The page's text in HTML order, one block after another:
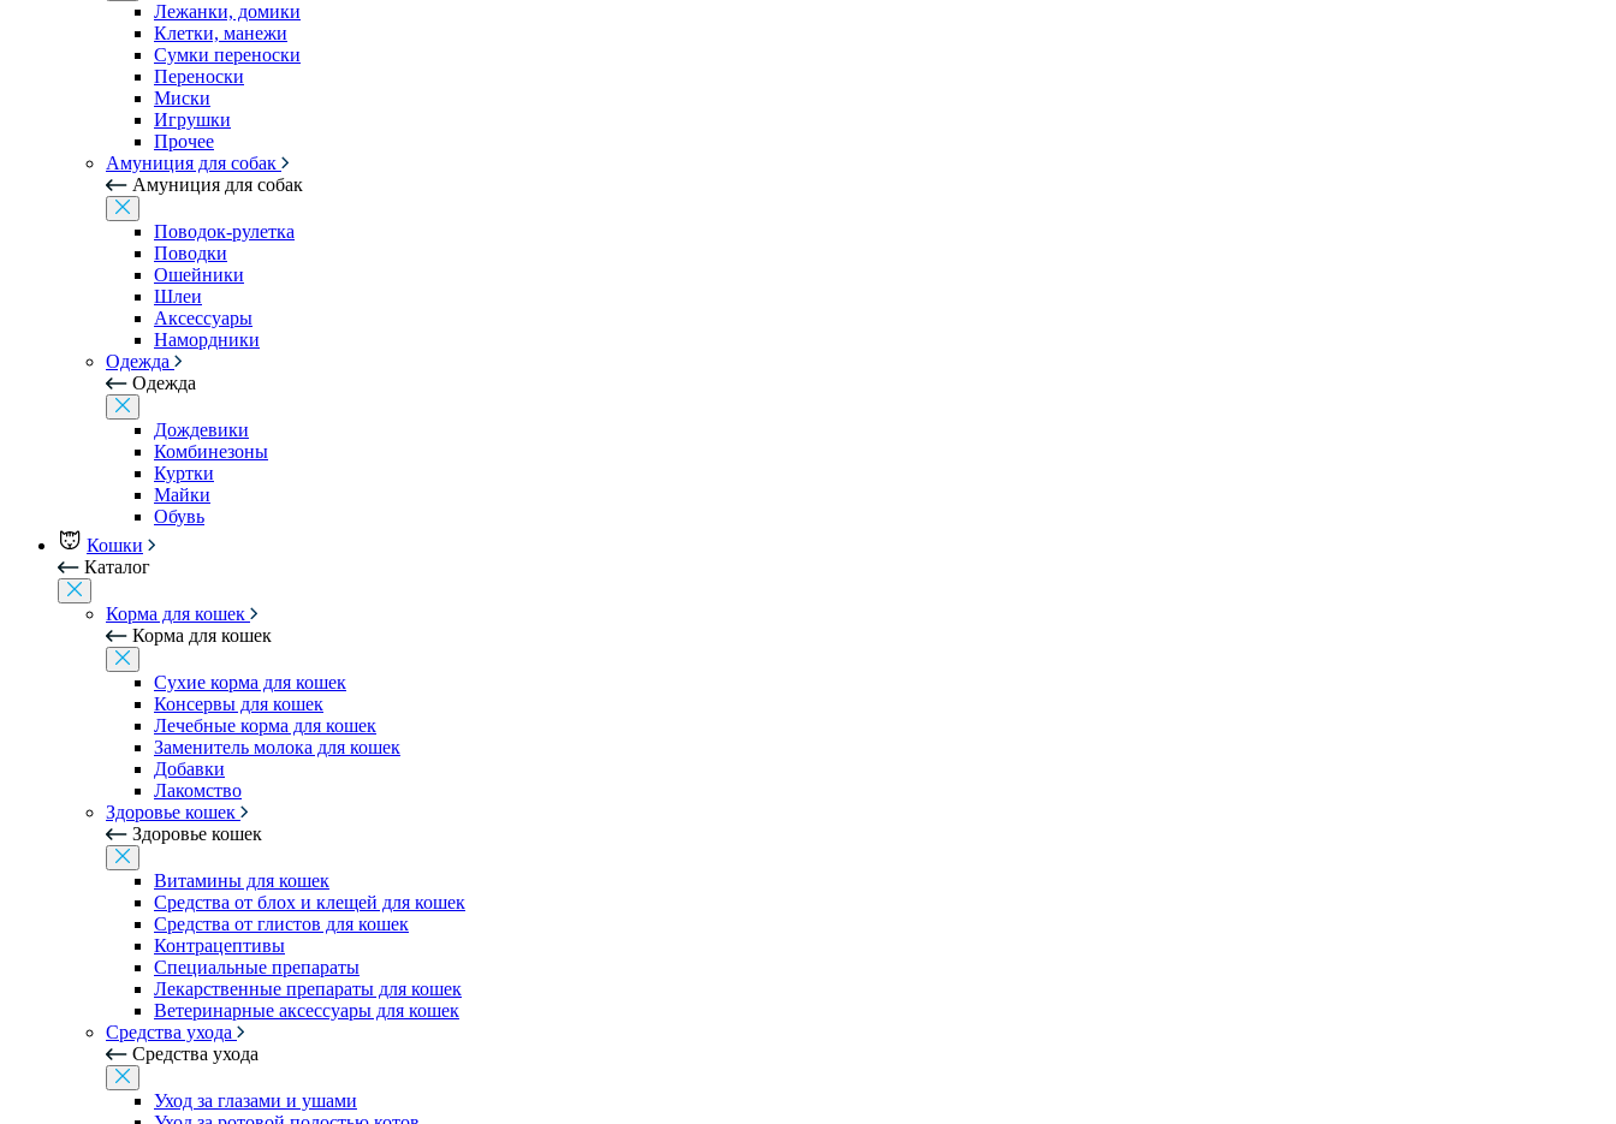
Лежанки, домики
Клетки, манежи
Сумки переноски
Переноски
Миски
Игрушки
Прочее
Амуниция для собак
Амуниция для собак
Поводок-рулетка
Поводки
Ошейники
Шлеи
Аксессуары
Намордники
Одежда
Одежда
Дождевики
Комбинезоны
Куртки
Майки
Обувь
Кошки
Каталог
Корма для кошек
Корма для кошек
Сухие корма для кошек
Консервы для кошек
Лечебные корма для кошек
Заменитель молока для кошек
Добавки
Лакомство
Здоровье кошек
Здоровье кошек
Витамины для кошек
Средства от блох и клещей для кошек
Средства от глистов для кошек
Контрацептивы
Специальные препараты
Лекарственные препараты для кошек
Ветеринарные аксессуары для кошек
Средства ухода
Средства ухода
Уход за глазами и ушами